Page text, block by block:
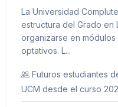
La Universidad
estructura del Grado en
organizarse en
optativos. L...
Futuros estudiantes
UCM desde el curso